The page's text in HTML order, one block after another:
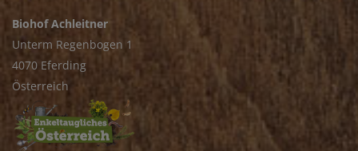
Biohof Achleitner
Unterm Regenbogen 1
4070 Eferding
Österreich